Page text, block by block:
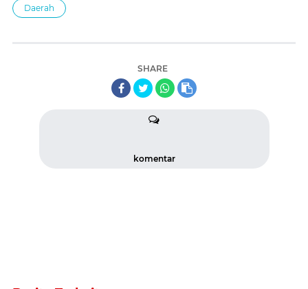
Daerah
SHARE
komentar